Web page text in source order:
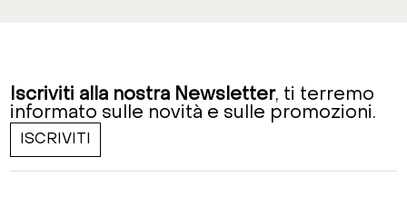
Iscriviti alla nostra Newsletter, ti terremo
informato sulle novità e sulle promozioni.
ISCRIVITI